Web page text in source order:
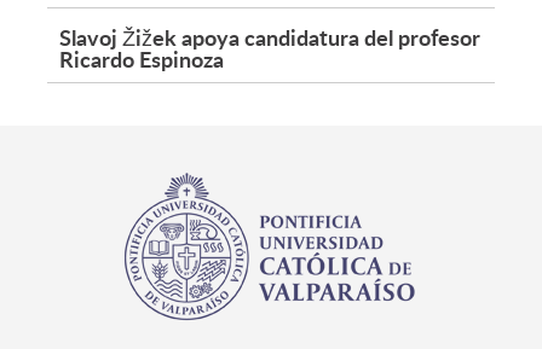
Slavoj Žižek apoya candidatura del profesor
Ricardo Espinoza